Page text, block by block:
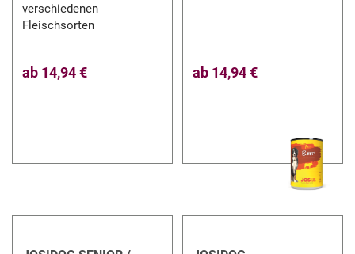
verschiedenen
Fleischsorten
ab 14,94 € ab 14,94 €